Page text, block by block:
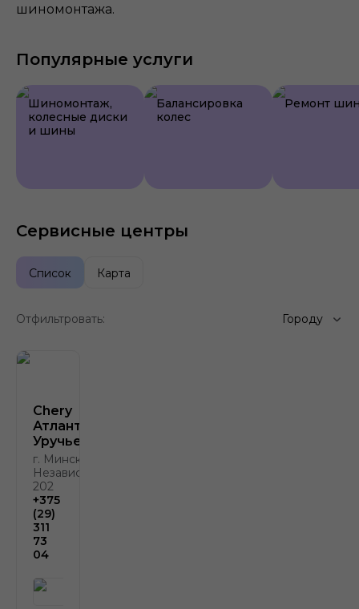
шиномонтажа.
Популярные услуги
Шиномонтаж,
колесные диски
и шины
Балансировка
колес
Ремонт
Сервисные центры
Список Карта
Отфильтровать: Городу
Chery
Атлант-М
Уручье
г. Минск, пр.
Независимости,
202
+375
(29)
311
73
04